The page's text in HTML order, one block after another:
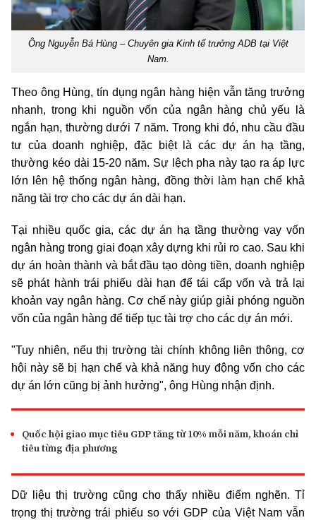
Ông Nguyễn Bá Hùng – Chuyên gia Kinh tế trưởng ADB tại Việt
Nam.
Theo ông Hùng, tín dụng ngân hàng hiện vẫn tăng trưởng
nhanh, trong khi nguồn vốn của ngân hàng chủ yếu là
ngắn hạn, thường dưới 7 năm. Trong khi đó, nhu cầu đầu
tư của doanh nghiệp, đặc biệt là các dự án hạ tầng,
thường kéo dài 15-20 năm. Sự lệch pha này tạo ra áp lực
lớn lên hệ thống ngân hàng, đồng thời làm hạn chế khả
năng tài trợ cho các dự án dài hạn.
Tại nhiều quốc gia, các dự án hạ tầng thường vay vốn
ngân hàng trong giai đoạn xây dựng khi rủi ro cao. Sau khi
dự án hoàn thành và bắt đầu tạo dòng tiền, doanh nghiệp
sẽ phát hành trái phiếu dài hạn để tái cấp vốn và trả lại
khoản vay ngân hàng. Cơ chế này giúp giải phóng nguồn
vốn của ngân hàng để tiếp tục tài trợ cho các dự án mới.
"Tuy nhiên, nếu thị trường tài chính không liên thông, cơ
hội này sẽ bị hạn chế và khả năng huy động vốn cho các
dự án lớn cũng bị ảnh hưởng", ông Hùng nhận định.
Quốc hội giao mục tiêu GDP tăng từ 10% mỗi năm, khoán chỉ
tiêu từng địa phương
Dữ liệu thị trường cũng cho thấy nhiều điểm nghẽn. Tỉ
trọng thị trường trái phiếu so với GDP của Việt Nam vẫn